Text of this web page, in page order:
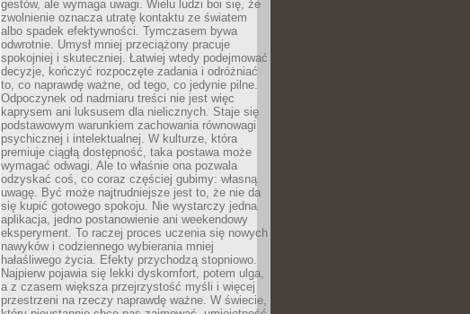
gestów, ale wymaga uwagi. Wielu ludzi boi się, że
zwolnienie oznacza utratę kontaktu ze światem
albo spadek efektywności. Tymczasem bywa
odwrotnie. Umysł mniej przeciążony pracuje
spokojniej i skuteczniej. Łatwiej wtedy podejmować
decyzje, kończyć rozpoczęte zadania i odróżniać
to, co naprawdę ważne, od tego, co jedynie pilne.
Odpoczynek od nadmiaru treści nie jest więc
kaprysem ani luksusem dla nielicznych. Staje się
podstawowym warunkiem zachowania równowagi
psychicznej i intelektualnej. W kulturze, która
premiuje ciągłą dostępność, taka postawa może
wymagać odwagi. Ale to właśnie ona pozwala
odzyskać coś, co coraz częściej gubimy: własną
uwagę. Być może najtrudniejsze jest to, że nie da
się kupić gotowego spokoju. Nie wystarczy jedna
aplikacja, jedno postanowienie ani weekendowy
eksperyment. To raczej proces uczenia się nowych
nawyków i codziennego wybierania mniej
hałaśliwego życia. Efekty przychodzą stopniowo.
Najpierw pojawia się lekki dyskomfort, potem ulga,
a z czasem większa przejrzystość myśli i więcej
przestrzeni na rzeczy naprawdę ważne. W świecie,